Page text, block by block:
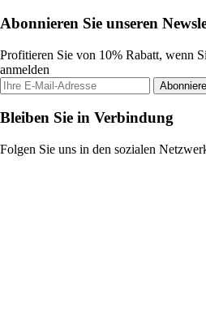
Abonnieren Sie unseren
Profitieren Sie von 10% Rabatt, wenn
anmelden
Bleiben Sie in Verbindung
Folgen Sie uns in den sozialen